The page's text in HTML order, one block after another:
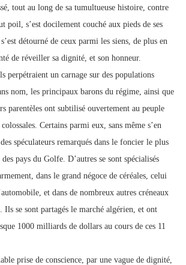
tout au long de sa tumultueuse histoire, contre
poil, s’est docilement couché aux pieds de ses
détourné de ceux parmi les siens, de plus en
de réveiller sa dignité, et son honneur.
perpétraient un carnage sur des populations
nom, les principaux barons du régime, ainsi que
parentèles ont subtilisé ouvertement au peuple
Certains parmi eux, sans même s’en
spéculateurs remarqués dans le foncier le plus
pays du Golfe. D’autres se sont spécialisés
dans le grand négoce de céréales, celui
et dans de nombreux autres créneaux
Ils se sont partagés le marché algérien, et ont
1000 milliards de dollars au cours de ces 11
prise de conscience, par une vague de dignité,